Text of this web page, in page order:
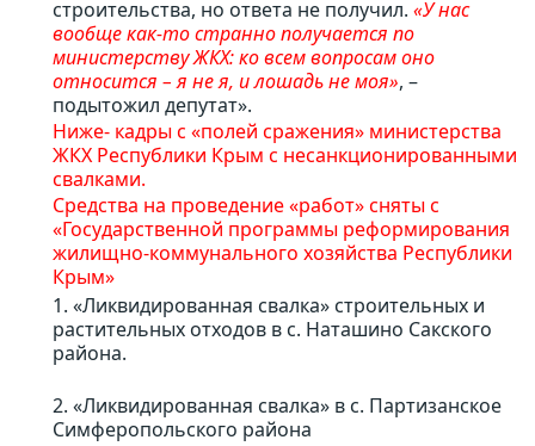
строительства, но ответа не получил. «У нас
вообще как-то странно получается по
министерству ЖКХ: ко всем вопросам оно
относится – я не я, и лошадь не моя», –
подытожил депутат».
Ниже- кадры с «полей сражения» министерства
ЖКХ Республики Крым с несанкционированными
свалками.
Средства на проведение «работ» сняты с
«Государственной программы реформирования
жилищно-коммунального хозяйства Республики
Крым»
1. «Ликвидированная свалка» строительных и
растительных отходов в с. Наташино Сакского
района.
2. «Ликвидированная свалка» в с. Партизанское
Симферопольского района